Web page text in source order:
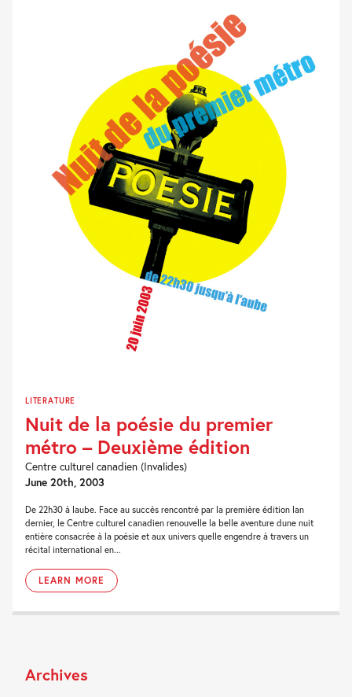
LITERATURE
Nuit de la poésie du premier
métro – Deuxième édition
Centre culturel canadien (Invalides)
June 20th, 2003
De 22h30 à laube. Face au succès rencontré par la première édition lan
dernier, le Centre culturel canadien renouvelle la belle aventure dune nuit
entière consacrée à la poésie et aux univers quelle engendre à travers un
récital international en...
LEARN MORE
Archives